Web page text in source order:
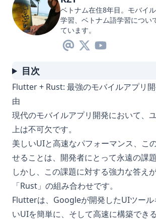
ベトナム在住8年目。モバイ
学習、ベトナム語学習につい
ています。
目次
Flutter + Rust: 最強のモバイルアプリ
由
現代のモバイルアプリ開発において、
上は不可欠です。
美しいUIと高速なパフォーマンス、こ
せることは、開発者にとって永遠の課題
しかし、この課題に対する強力な答え
「Rust」の組み合わせです。
Flutterは、Googleが開発したUIツール
いUIを簡単に、そして高速に構築でき